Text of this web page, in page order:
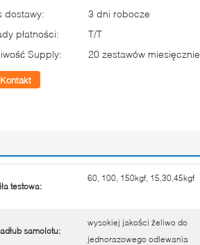
dostawy:
3 dni robocze
płatności:
T/T
Supply:
20 zestawów miesięcznie
Kontakt
testowa:
60, 100, 150kgf, 15,30,45kgf
samolotu:
wysokiej jakości żeliwo do
jednorazowego odlewania